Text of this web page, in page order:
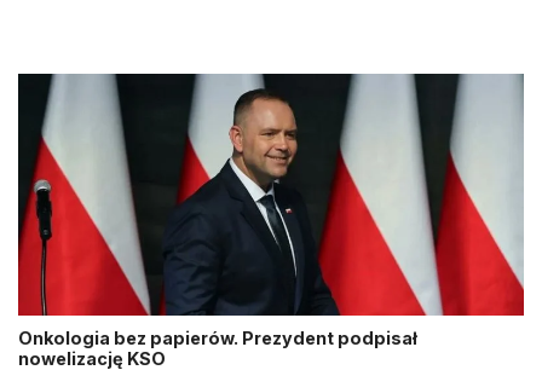
Onkologia bez papierów. Prezydent podpisał
nowelizację KSO